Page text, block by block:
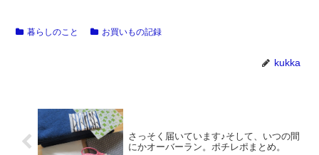
暮らしのこと お買いもの記録
kukka
さっそく届いています♪そして、いつの間
にかオーバーラン。ポチレポまとめ。